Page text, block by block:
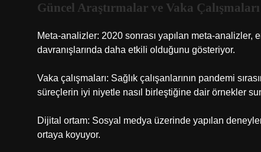
Güncel Araştırmalar ve Vaka Çalışmaları
Meta-analizler: 2020 sonrası yapılan meta-analizler,
davranışlarında daha etkili olduğunu gösteriyor.
Vaka çalışmaları: Sağlık çalışanlarının pandemi
süreçlerin iyi niyetle nasıl birleştiğine dair örnekler
Dijital ortam: Sosyal medya üzerinde yapılan
ortaya koyuyor.